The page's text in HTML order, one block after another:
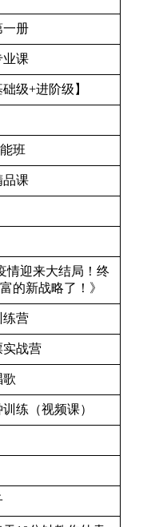
一册
业课
级+进阶级】
班
品课
情迎来大结局！终
的新战略了！》
练营
实战营
歌
训练（视频课）